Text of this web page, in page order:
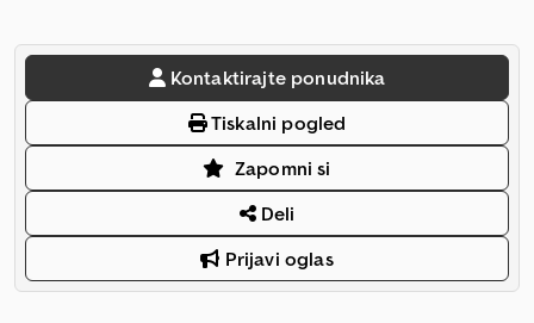
Kontaktirajte ponudnika
Tiskalni pogled
Zapomni si
Deli
Prijavi oglas